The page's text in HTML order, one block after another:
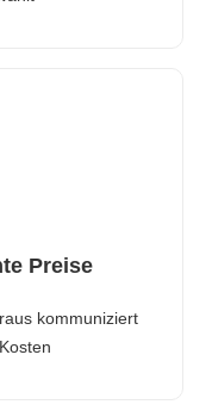
Preise
kommuniziert